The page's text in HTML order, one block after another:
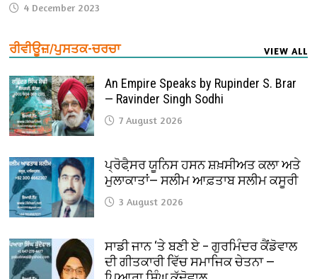
4 December 2023
ਰੀਵੀਊਜ਼/ਪੁਸਤਕ-ਚਰਚਾ VIEW ALL
An Empire Speaks by Rupinder S. Brar
— Ravinder Singh Sodhi
7 August 2026
ਪ੍ਰੋਫੈ਼ਸਰ ਯੂਨਿਸ ਹਸਨ ਸ਼ਖ਼ਸੀਅਤ ਕਲਾ ਅਤੇ
ਮੁਲਾਕਾਤਾਂ— ਸਲੀਮ ਆਫ਼ਤਾਬ ਸਲੀਮ ਕਸੂਰੀ
3 August 2026
ਸਾਡੀ ਜਾਨ ‘ਤੇ ਬਣੀ ਏ – ਗੁਰਮਿੰਦਰ ਕੈਂਡੋਵਾਲ
ਦੀ ਗੀਤਕਾਰੀ ਵਿੱਚ ਸਮਾਜਿਕ ਚੇਤਨਾ —